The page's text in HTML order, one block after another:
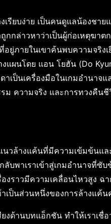
รียบง่าย เป็นคนดูแลน้องชาย
กกล่าวหาว่าเป็นผู้ก่อเหตุฆา
ยู่ภายในเขาค้นพบความจริงเ
แผนโดย แอน โยฮัน (Do
เป็นเครื่องมือในเกมอำนาจ
ความจริง และการทวงคืนชี
วล้างแค้นที่มีความเข้มข้นแ
ลับพาเราเข้าสู่เกมอำนาจที่ซั
งราวมีความเคลื่อนไหวสูง ฉ
เป็นส่วนหนึ่งของการล้างแค้น
ด้านบทแอ็กชัน ทำให้เราเชื่อ